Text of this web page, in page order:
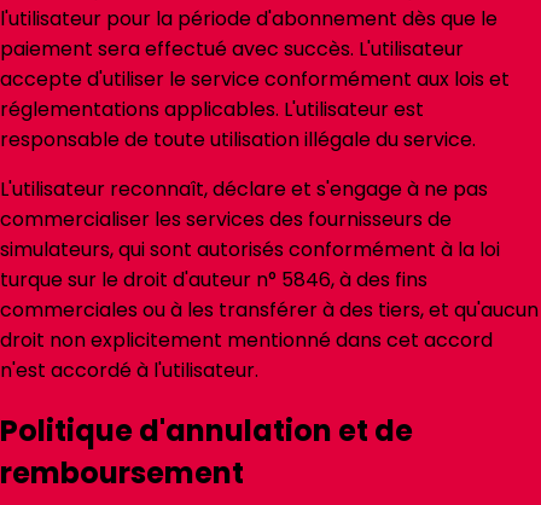
l'utilisateur pour la période d'abonnement dès que le
paiement sera effectué avec succès. L'utilisateur
accepte d'utiliser le service conformément aux lois et
réglementations applicables. L'utilisateur est
responsable de toute utilisation illégale du service.
L'utilisateur reconnaît, déclare et s'engage à ne pas
commercialiser les services des fournisseurs de
simulateurs, qui sont autorisés conformément à la loi
turque sur le droit d'auteur n° 5846, à des fins
commerciales ou à les transférer à des tiers, et qu'aucun
droit non explicitement mentionné dans cet accord
n'est accordé à l'utilisateur.
Politique d'annulation et de
remboursement